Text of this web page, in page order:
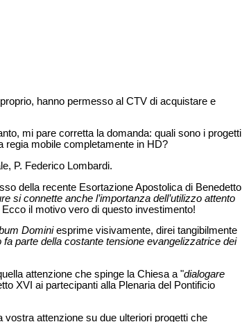
hanno permesso al CTV di acquistare e
mi pare corretta la domanda: quali sono i progetti
regia mobile completamente in HD?
P. Federico Lombardi.
della recente Esortazione Apostolica di Benedetto
si connette anche l’importanza dell’utilizzo attento
Ecco il motivo vero di questo investimento!
Dominiesprime visivamente, direi tangibilmente
parte della costante tensione evangelizzatrice dei
attenzione che spinge la Chiesa a "dialogare
XVI ai partecipanti alla Plenaria del Pontificio
attenzione su due ulteriori progetti che